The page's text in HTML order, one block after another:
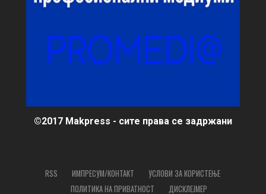
©2017 Makpress - сите права се задржани
RSS ИМПРЕСУМ/КОНТАКТ
УСЛОВИ ЗА КОРИСТЕЊЕ
ПОЛИТИКА НА ПРИВАТНОСТ
ДИСКЛЕЈМЕР